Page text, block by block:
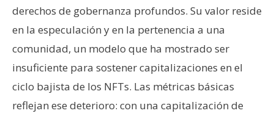
derechos de gobernanza profundos. Su valor reside
en la especulación y en la pertenencia a una
comunidad, un modelo que ha mostrado ser
insuficiente para sostener capitalizaciones en el
ciclo bajista de los NFTs. Las métricas básicas
reflejan ese deterioro: con una capitalización de